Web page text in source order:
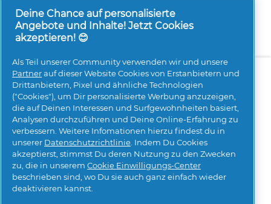
Über uns Kontakt pg.com besuchen
Mehr Inspiration
Meine Daten
Geschäftsbedingungen
Deine Chance auf personalisierte
Angebote und Inhalte! Jetzt Cookies
akzeptieren! 😊
Als Teil unserer Community verwenden wir und unsere
Partnerauf dieser Website Cookies von Erstanbietern und
Drittanbietern, Pixel und ähnliche Technologien
("Cookies"), um Dir personalisierte Werbung anzuzeigen,
die auf Deinen Interessen und Surfgewohnheiten basiert,
Analysen durchzuführen und Deine Online-Erfahrung zu
verbessern. Weitere Infomationen hierzu findest du in
unserer Datenschutzrichtlinie. Indem Du Cookies
akzeptierst, stimmst Du deren Nutzung zu den Zwecken
zu, die in unserem Cookie Einwilligungs-Center
beschrieben sind, wo Du sie auch ganz einfach wieder
deaktivieren kannst.